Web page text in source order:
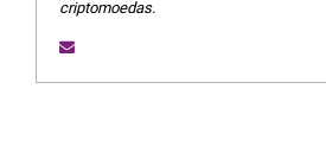
criptomoedas.